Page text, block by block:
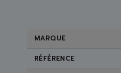
MARQUE
RÉFÉRENCE